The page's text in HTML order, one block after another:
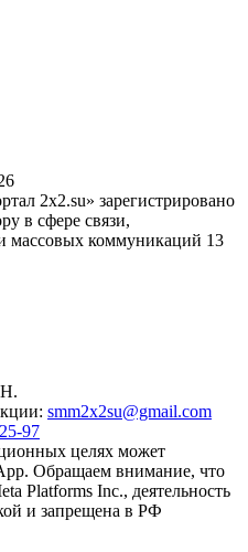
2x2.su» зарегистрировано
в сфере связи,
массовых коммуникаций 13
smm2x2su@gmail.com
97
целях может
Обращаем внимание, что
Platforms Inc., деятельность
и запрещена в РФ